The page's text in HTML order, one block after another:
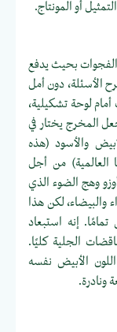
أو المونتاج.
بحيث يدفع
الأسئلة، دون أمل
لوحة تشكيلية،
المخرج يختار في
والأسود (هذه
العالمية) من أجل
وهج الضوء الذي
والبيضاء، لكن هذا
إنه استبعاد
الجلية كليًا.
الأبيض نفسه
ونادرة.